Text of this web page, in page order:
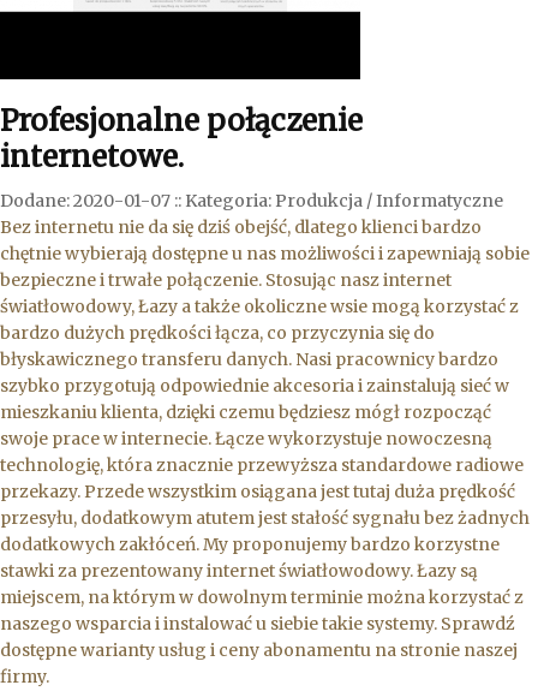
Profesjonalne połączenie
internetowe.
Dodane: 2020-01-07 :: Kategoria: Produkcja / Informatyczne
Bez internetu nie da się dziś obejść, dlatego klienci bardzo
chętnie wybierają dostępne u nas możliwości i zapewniają sobie
bezpieczne i trwałe połączenie. Stosując nasz internet
światłowodowy, Łazy a także okoliczne wsie mogą korzystać z
bardzo dużych prędkości łącza, co przyczynia się do
błyskawicznego transferu danych. Nasi pracownicy bardzo
szybko przygotują odpowiednie akcesoria i zainstalują sieć w
mieszkaniu klienta, dzięki czemu będziesz mógł rozpocząć
swoje prace w internecie. Łącze wykorzystuje nowoczesną
technologię, która znacznie przewyższa standardowe radiowe
przekazy. Przede wszystkim osiągana jest tutaj duża prędkość
przesyłu, dodatkowym atutem jest stałość sygnału bez żadnych
dodatkowych zakłóceń. My proponujemy bardzo korzystne
stawki za prezentowany internet światłowodowy. Łazy są
miejscem, na którym w dowolnym terminie można korzystać z
naszego wsparcia i instalować u siebie takie systemy. Sprawdź
dostępne warianty usług i ceny abonamentu na stronie naszej
firmy.